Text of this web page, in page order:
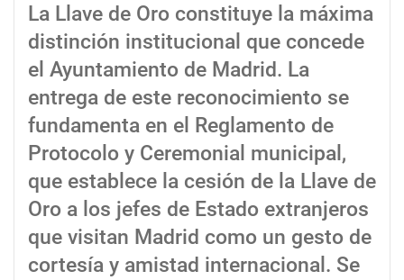
La Llave de Oro constituye la máxima
distinción institucional que concede
el Ayuntamiento de Madrid. La
entrega de este reconocimiento se
fundamenta en el Reglamento de
Protocolo y Ceremonial municipal,
que establece la cesión de la Llave de
Oro a los jefes de Estado extranjeros
que visitan Madrid como un gesto de
cortesía y amistad internacional. Se